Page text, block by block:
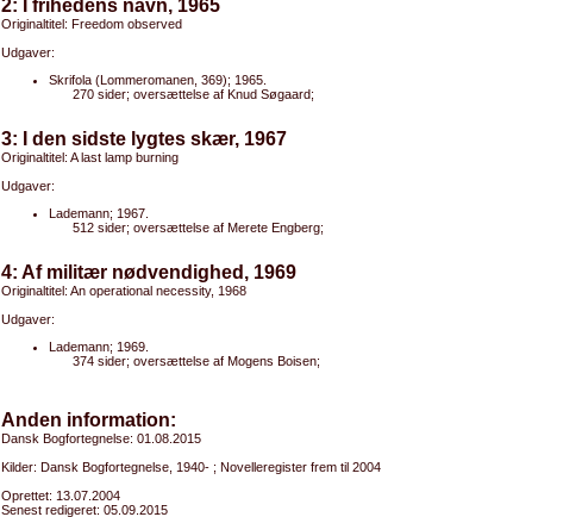
2: I frihedens navn, 1965
Originaltitel: Freedom observed
Udgaver:
Skrifola (Lommeromanen, 369); 1965.
270 sider; oversættelse af Knud Søgaard;
3: I den sidste lygtes skær, 1967
Originaltitel: A last lamp burning
Udgaver:
Lademann; 1967.
512 sider; oversættelse af Merete Engberg;
4: Af militær nødvendighed, 1969
Originaltitel: An operational necessity, 1968
Udgaver:
Lademann; 1969.
374 sider; oversættelse af Mogens Boisen;
Anden information:
Dansk Bogfortegnelse: 01.08.2015
Kilder: Dansk Bogfortegnelse, 1940- ; Novelleregister frem til 2004
Oprettet: 13.07.2004
Senest redigeret: 05.09.2015